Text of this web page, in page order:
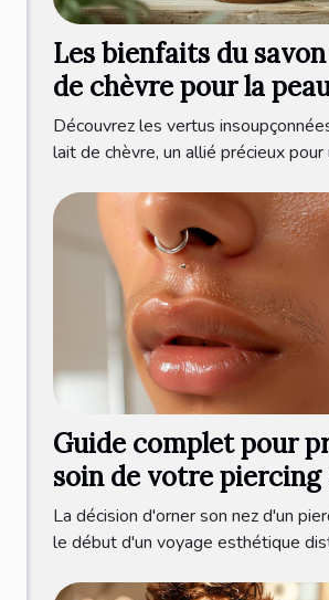
Les bienfaits du
de chèvre pour la
Découvrez les vertus
lait de chèvre, un allié précieux pour
Guide complet pour
soin de votre piercing
La décision d'orner son nez d'un
le début d'un voyage esthétique